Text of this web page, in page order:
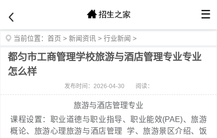
☰
当前位置： 首页 > 新闻资讯 > 行业新闻 >
都匀市工商管理学校旅游与酒店管理专业专业
怎么样
发布时间：2026-04-30 阅读：
旅游与酒店管理专业
课程设置：职业道德与职业指导、职业能效(PAE)、旅游
概论、旅游心理旅游与酒店管理 学、旅游景区介绍、饭